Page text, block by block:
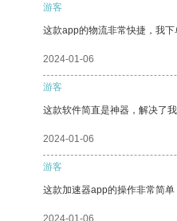
游客
这款app的物流非常快捷，我下
2024-01-06
游客
这款软件简直是神器，解决了我
2024-01-06
游客
这款加速器app的操作非常简单
2024-01-06